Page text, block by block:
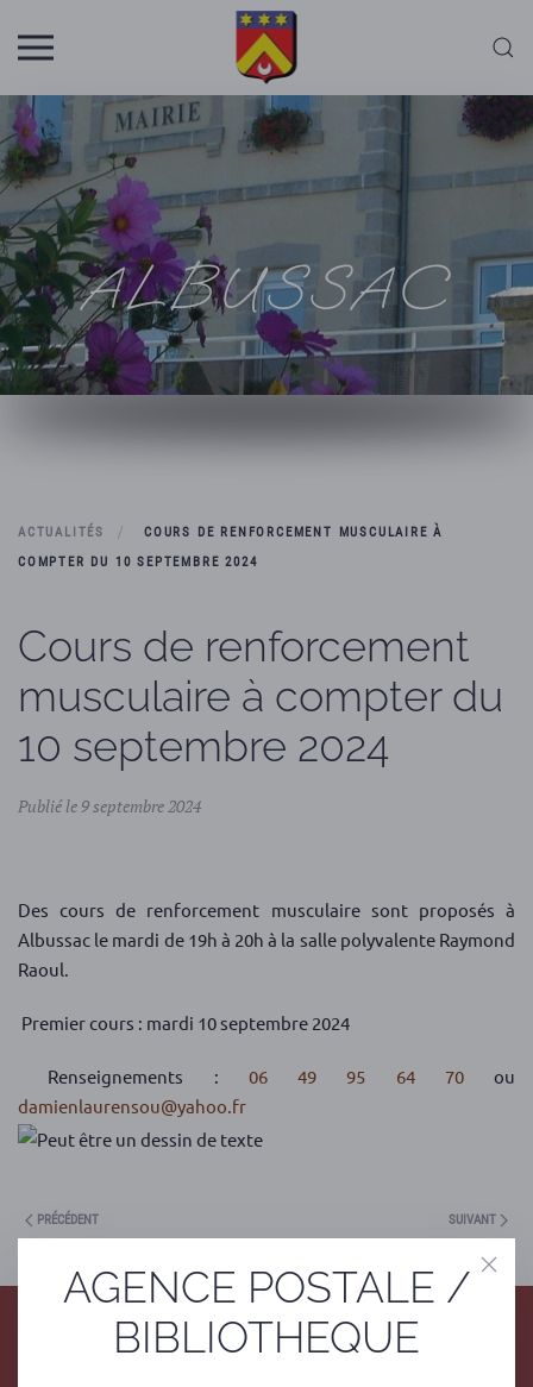
Skip to main content
ALBUSSAC
ACTUALITÉS
COURS DE RENFORCEMENT MUSCULAIRE À
COMPTER DU 10 SEPTEMBRE 2024
Cours de renforcement
musculaire à compter du
10 septembre 2024
Publié le 9 septembre 2024
Des cours de renforcement musculaire sont proposés à
Albussac le mardi de 19h à 20h à la salle polyvalente Raymond
Raoul.
Premier cours : mardi 10 septembre 2024
Renseignements : 06 49 95 64 70ou
damienlaurensou@yahoo.fr
PRÉCÉDENT SUIVANT
AGENCE POSTALE /
BIBLIOTHEQUE